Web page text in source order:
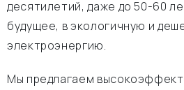
десятилетий, даже до 50-60
будущее, в экологичную и
электроэнергию.
Мы предлагаем